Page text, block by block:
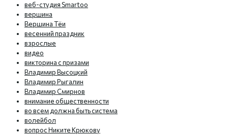
веб-студия Smartoo
вершина
Вершина Тёи
весенний праздник
взрослые
видео
викторина с призами
Владимир Высоцкий
Владимир Рыгалин
Владимир Смирнов
внимание общественности
во всем должна быть система
волейбол
вопрос Никите Крюкову